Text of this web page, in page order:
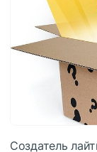
Создатель